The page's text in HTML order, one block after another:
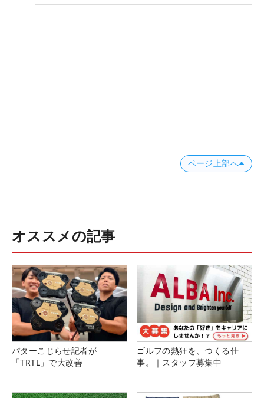
ページ上部へ
オススメの記事
パターこじらせ記者が
「TRTL」で大改善
ゴルフの熱狂を、つくる仕
事。｜スタッフ募集中